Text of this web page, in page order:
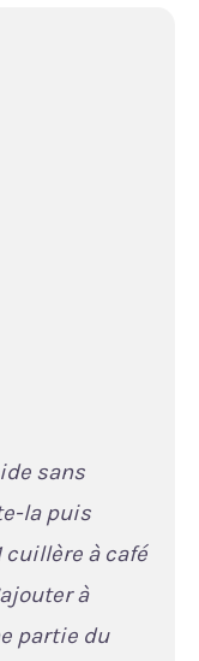
sans
la puis
cuillère à café
à
partie du